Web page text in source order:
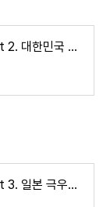
역사는 정치로 완성된다 Part 2. 대한민국 주류사학계의 딜레마
역사는 정치로 완성된다 Part 3. 일본 극우파의 딜레마